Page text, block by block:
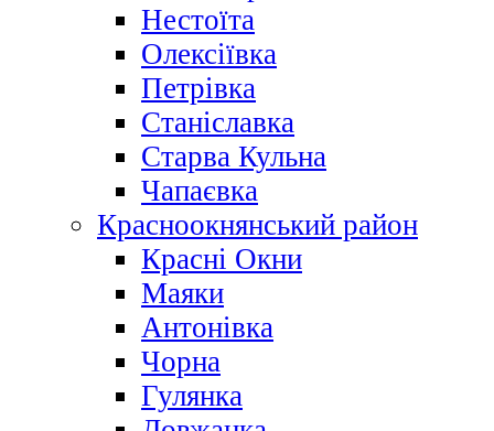
Нестоїта
Олексіївка
Петрівка
Станіславка
Старва Кульна
Чапаєвка
Красноокнянський район
Красні Окни
Маяки
Антонівка
Чорна
Гулянка